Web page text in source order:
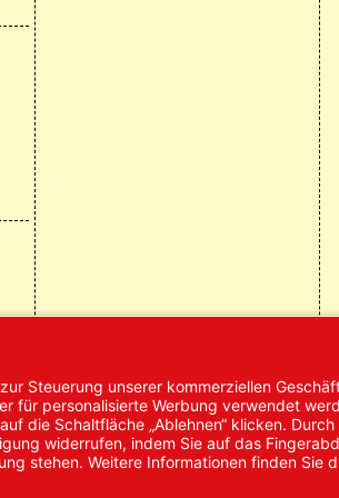
© 2024 Promed
Vertriebsgesellschaft mbH | Alle